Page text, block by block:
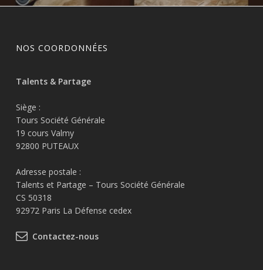
NOS COORDONNÉES
Talents & Partage
Siège :
Tours Société Générale
19 cours Valmy
92800 PUTEAUX
Adresse postale :
Talents et Partage – Tours Société Générale
CS 50318
92972 Paris La Défense cedex
Contactez-nous